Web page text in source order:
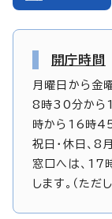
開庁時間
月曜日から金
8時30分から
時から16時45
祝日・休日、
窓口へは、17
します。（た